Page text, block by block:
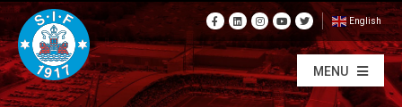
English
MENU